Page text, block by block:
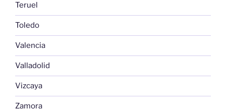
Teruel
Toledo
Valencia
Valladolid
Vizcaya
Zamora